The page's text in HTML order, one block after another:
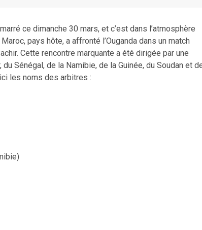
ce dimanche 30 mars, et c’est dans l’atmosphère
pays hôte, a affronté l’Ouganda dans un match
Cette rencontre marquante a été dirigée par une
Sénégal, de la Namibie, de la Guinée, du Soudan et
les noms des arbitres :